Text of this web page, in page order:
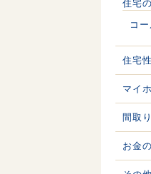
住宅
コ
住宅
マイ
間取り
お金